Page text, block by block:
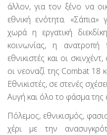
άλλον, για τον ξένο να
εθνική ενότητα. «Σάπια»
χωρά η εργατική
κοινωνίας, η ανατροπή
εθνικιστές και οι
οι νεοναζί της Combat 18
Εθνικιστές, σε στενές
Αυγή και όλο το φάσμα της
Πόλεμος, εθνικισμός,
χέρι με την